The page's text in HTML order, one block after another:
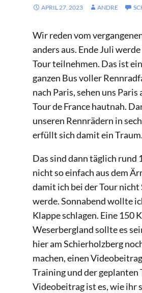
APRIL 27, 2023 ANDRE
Wir reden vom
anders aus. Ende Juli
Tour teilnehmen. Das ist
ganzen Bus voller
nach Paris, sehen uns Paris
Tour de France hautnah.
unseren Rennrädern in
erfüllt sich damit ein Traum.
Das sind dann täglich rund
nicht so einfach aus dem
damit ich bei der Tour
werde. Sonnabend wollte
Klappe schlagen. Eine 150
Weserbergland sollte es
hier am Schierholzberg
machen, einen
Training und der geplanten
Videobeitrag ist es, wie ihr